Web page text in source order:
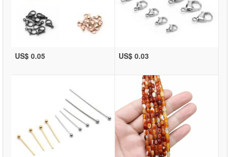
US$ 0.05 US$ 0.03